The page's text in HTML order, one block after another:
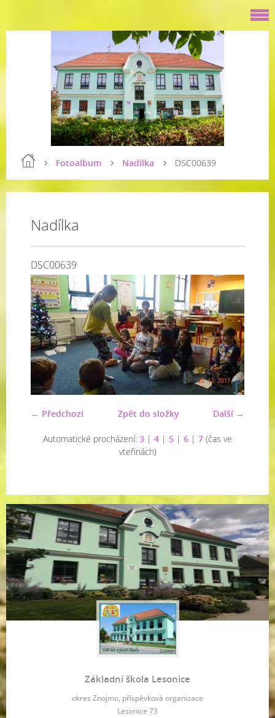
Fotoalbum Nadílka DSC00639
Nadílka
DSC00639
← Předchozí Další →
Zpět do složky
Automatické procházení: 3 | 4 | 5 | 6 | 7 (čas ve
vteřinách)
Základní škola Lesonice
okres Znojmo, příspěvková organizace
Lesonice 73